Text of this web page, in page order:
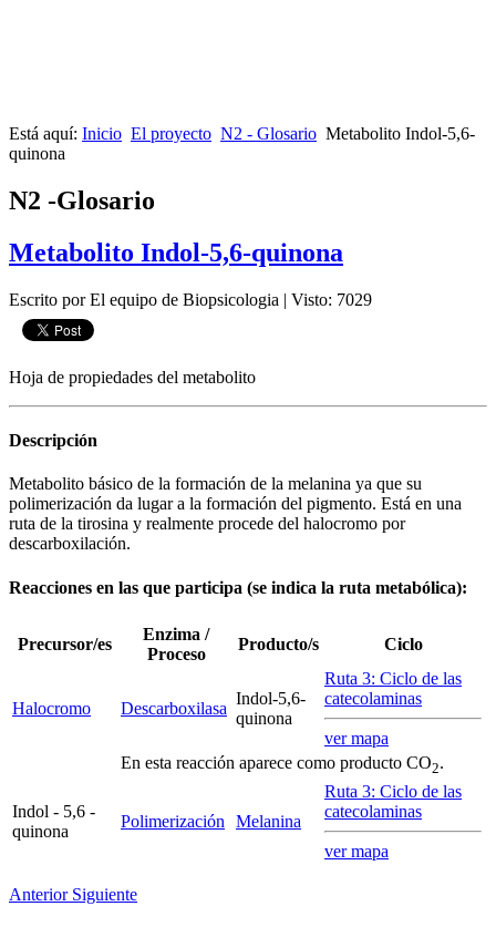
Está aquí: Inicio El proyecto N2 - Glosario Metabolito Indol-5,6-
quinona
N2 -Glosario
Metabolito Indol-5,6-quinona
Escrito por El equipo de Biopsicologia | Visto: 7029
Hoja de propiedades del metabolito
Descripción
Metabolito básico de la formación de la melanina ya que su
polimerización da lugar a la formación del pigmento. Está en una
ruta de la tirosina y realmente procede del halocromo por
descarboxilación.
Reacciones en las que participa (se indica la ruta metabólica):
Precursor/es
Enzima /
Proceso
Producto/s Ciclo
Halocromo Descarboxilasa
Indol-5,6-
quinona
Ruta 3: Ciclo de las
catecolaminas
ver mapa
En esta reacción aparece como producto CO2.
Indol - 5,6 -
quinona
Polimerización Melanina
Ruta 3: Ciclo de las
catecolaminas
ver mapa
Anterior Siguiente